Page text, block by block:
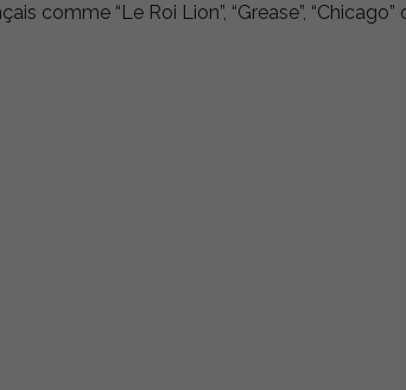
“Le Roi Lion”, “Grease”, “Chicago”